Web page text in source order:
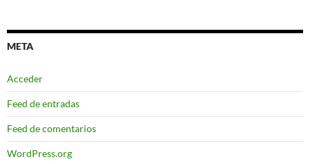
META
Acceder
Feed de entradas
Feed de comentarios
WordPress.org